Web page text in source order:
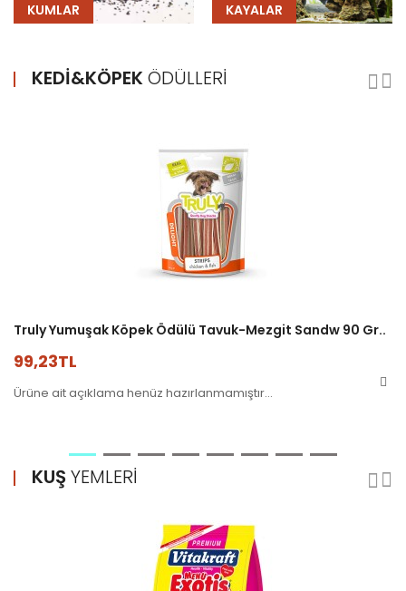
KUMLAR KAYALAR
KEDI&KÖPEKÖDÜLLERI
Truly Yumuşak Köpek Ödülü Tavuk-Mezgit Sandw 90 Gr..
99,23TL
Ürüne ait açıklama henüz hazırlanmamıştır...
KUŞ YEMLERI